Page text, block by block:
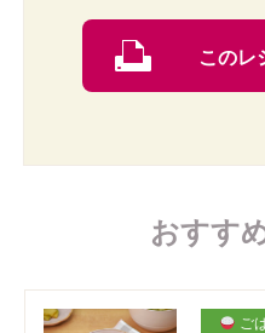
このレ
おすす
ご